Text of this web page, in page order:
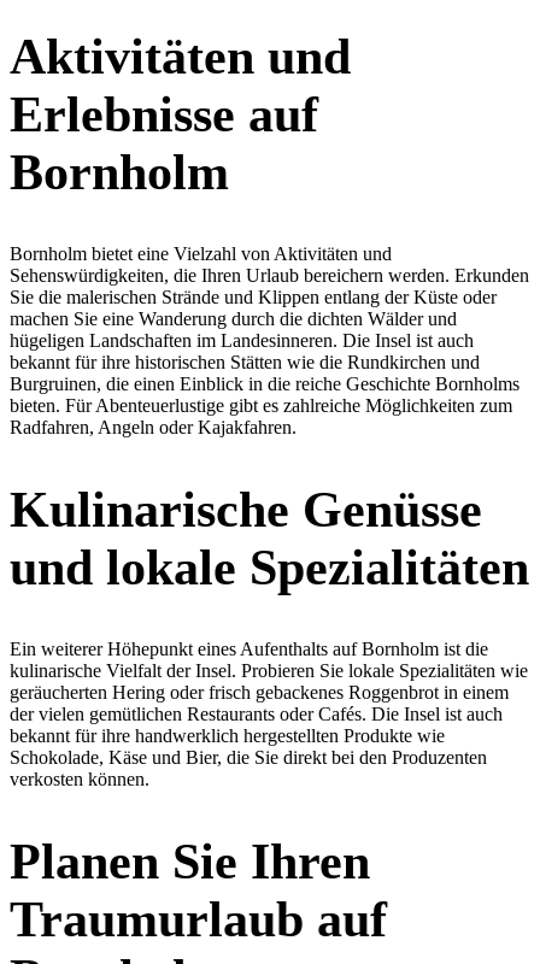
Aktivitäten und
Erlebnisse auf
Bornholm
Bornholm bietet eine Vielzahl von Aktivitäten und
Sehenswürdigkeiten, die Ihren Urlaub bereichern werden. Erkunden
Sie die malerischen Strände und Klippen entlang der Küste oder
machen Sie eine Wanderung durch die dichten Wälder und
hügeligen Landschaften im Landesinneren. Die Insel ist auch
bekannt für ihre historischen Stätten wie die Rundkirchen und
Burgruinen, die einen Einblick in die reiche Geschichte Bornholms
bieten. Für Abenteuerlustige gibt es zahlreiche Möglichkeiten zum
Radfahren, Angeln oder Kajakfahren.
Kulinarische Genüsse
und lokale Spezialitäten
Ein weiterer Höhepunkt eines Aufenthalts auf Bornholm ist die
kulinarische Vielfalt der Insel. Probieren Sie lokale Spezialitäten wie
geräucherten Hering oder frisch gebackenes Roggenbrot in einem
der vielen gemütlichen Restaurants oder Cafés. Die Insel ist auch
bekannt für ihre handwerklich hergestellten Produkte wie
Schokolade, Käse und Bier, die Sie direkt bei den Produzenten
verkosten können.
Planen Sie Ihren
Traumurlaub auf